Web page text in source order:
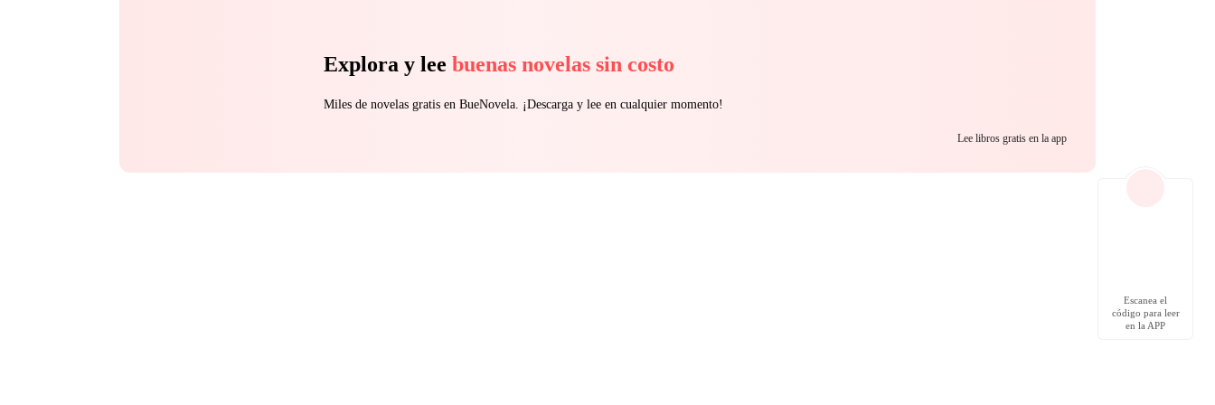
Explora y lee buenas novelas sin costo
Miles de novelas gratis en BueNovela. ¡Descarga y lee en cualquier momento!
Lee libros gratis en la app
Escanea el
código para leer
en la APP